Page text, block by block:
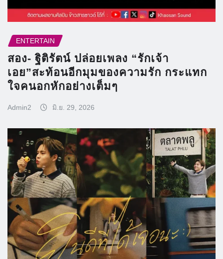
ENTERTAIN
สอง- ฐิติรัตน์ ปล่อยเพลง “รักเจ้า
เอย”สะท้อนอีกมุมของความรัก กระแทก
ใจคนอกหักอย่างเต็มๆ
Admin2 มิ.ย. 29, 2026